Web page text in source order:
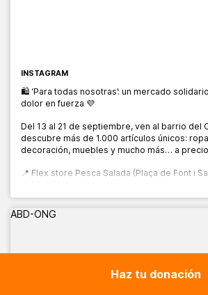
INSTAGRAM
🛍️ ‘Para todas nosotras’: un mercado
dolor en fuerza 💜
Del 13 al 21 de septiembre, ven al barrio del
descubre más de 1.000 artículos únicos:
decoración, muebles y mucho más… a
📍 Flex store Pesca Salada (Plaça de Font i
🕙 10:00 a 20:00 h
ABD-ONG
Haz tu donación